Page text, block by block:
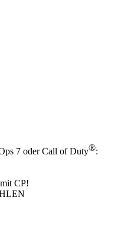
7 oder Call of Duty®:
CP!